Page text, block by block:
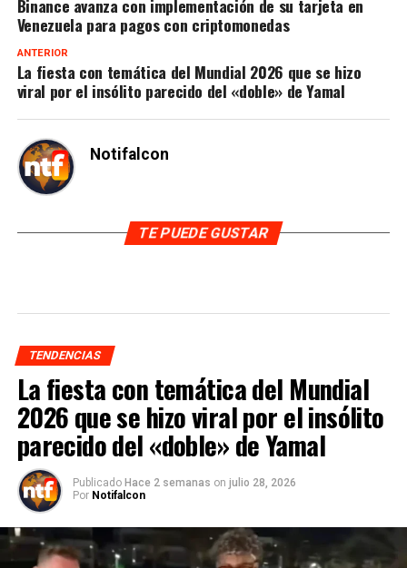
Binance avanza con implementación de su tarjeta en
Venezuela para pagos con criptomonedas
ANTERIOR
La fiesta con temática del Mundial 2026 que se hizo
viral por el insólito parecido del «doble» de Yamal
Notifalcon
TE PUEDE GUSTAR
TENDENCIAS
La fiesta con temática del Mundial
2026 que se hizo viral por el insólito
parecido del «doble» de Yamal
Publicado Hace 2 semanas on julio 28, 2026
Por Notifalcon